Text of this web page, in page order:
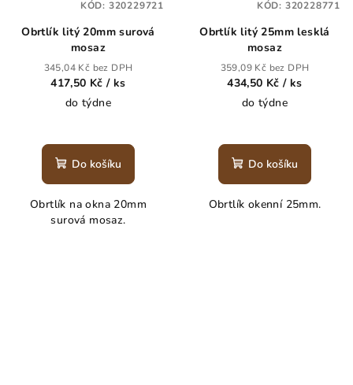
Obrtlík litý 20mm surová
mosaz
345,04 Kč bez DPH
417,50 Kč/ ks
do týdne
Do košíku
Obrtlík na okna 20mm
surová mosaz.
KÓD: 320229721
Obrtlík litý 25mm lesklá
mosaz
359,09 Kč bez DPH
434,50 Kč/ ks
do týdne
Do košíku
Obrtlík okenní 25mm.
KÓD: 320228771